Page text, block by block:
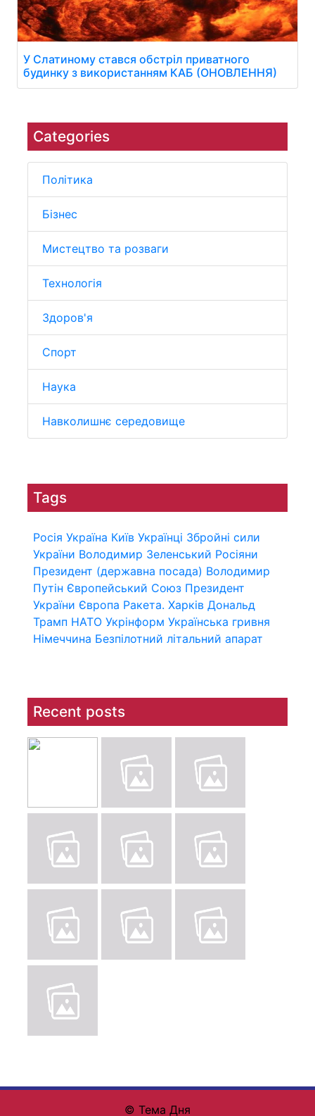
Categories
Політика
Бізнес
Мистецтво та розваги
Технологія
Здоров'я
Спорт
Наука
Навколишнє середовище
Tags
Росія Україна Київ Українці Збройні сили
України Володимир Зеленський Росіяни
Президент (державна посада) Володимир
Путін Європейський Союз Президент
України Європа Ракета. Харків Дональд
Трамп НАТО Укрінформ Українська гривня
Німеччина Безпілотний літальний апарат
Recent posts
У Слатиному стався обстріл приватного
будинку з використанням КАБ (ОНОВЛЕННЯ)
© Тема Дня